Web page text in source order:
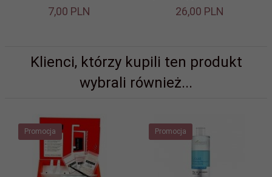
7,00 PLN 26,00 PLN
Klienci, którzy kupili ten produkt
wybrali również...
Promocja Promocja